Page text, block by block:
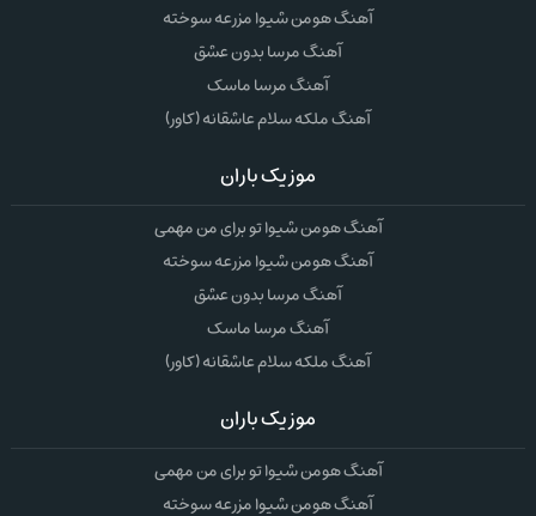
آهنگ هومن شیوا مزرعه سوخته
آهنگ مرسا بدون عشق
آهنگ مرسا ماسک
آهنگ ملکه سلام عاشقانه (کاور)
موزیک باران
آهنگ هومن شیوا تو برای من مهمی
آهنگ هومن شیوا مزرعه سوخته
آهنگ مرسا بدون عشق
آهنگ مرسا ماسک
آهنگ ملکه سلام عاشقانه (کاور)
موزیک باران
آهنگ هومن شیوا تو برای من مهمی
آهنگ هومن شیوا مزرعه سوخته